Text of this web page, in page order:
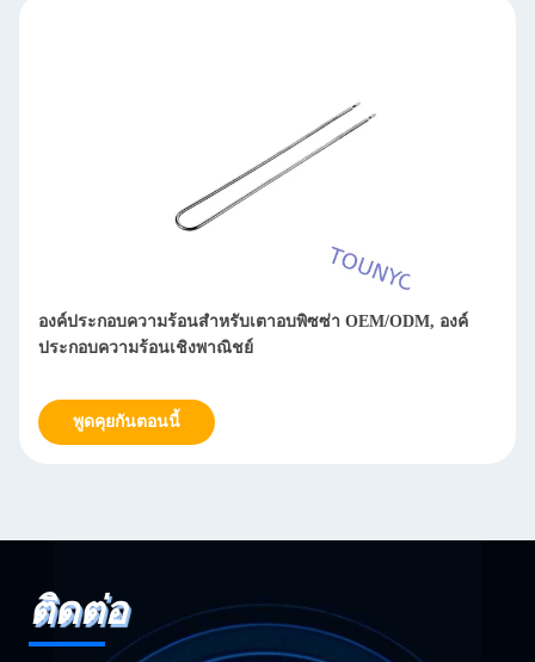
องค์ประกอบความร้อนสำหรับเตาอบพิซซ่า OEM/ODM, องค์
ประกอบความร้อนเชิงพาณิชย์
พูดคุยกันตอนนี้
ติดต่อ